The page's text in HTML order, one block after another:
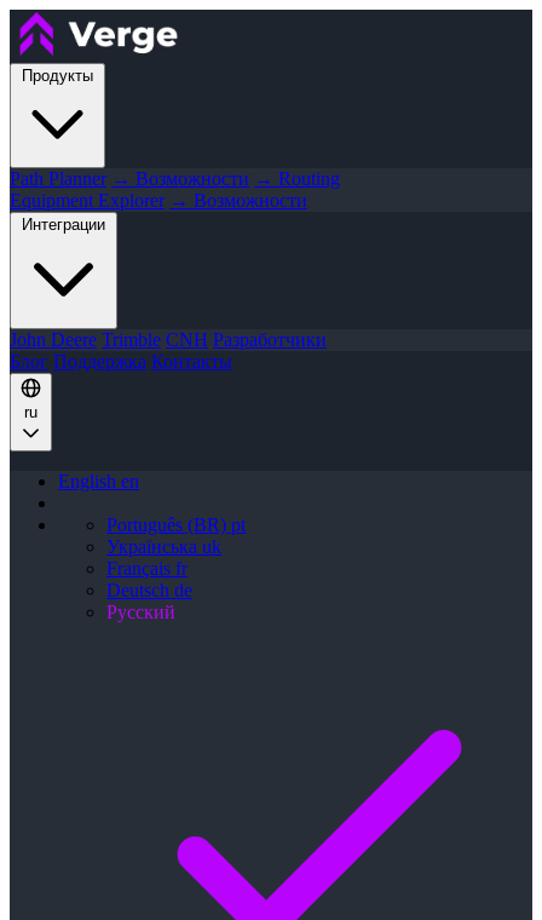
Продукты
Path Planner → Возможности → Routing
Equipment Explorer → Возможности
Интеграции
John Deere Trimble CNH Разработчики
Блог Поддержка Контакты
ru
English en
Português (BR) pt
Українська uk
Français fr
Deutsch de
Русский